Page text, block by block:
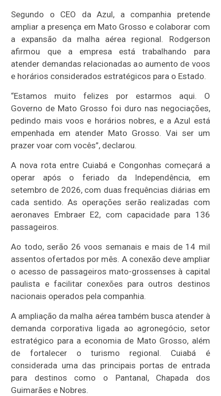
Segundo o CEO da Azul, a companhia pretende
ampliar a presença em Mato Grosso e colaborar com
a expansão da malha aérea regional. Rodgerson
afirmou que a empresa está trabalhando para
atender demandas relacionadas ao aumento de voos
e horários considerados estratégicos para o Estado.
“Estamos muito felizes por estarmos aqui. O
Governo de Mato Grosso foi duro nas negociações,
pedindo mais voos e horários nobres, e a Azul está
empenhada em atender Mato Grosso. Vai ser um
prazer voar com vocês”, declarou.
A nova rota entre Cuiabá e Congonhas começará a
operar após o feriado da Independência, em
setembro de 2026, com duas frequências diárias em
cada sentido. As operações serão realizadas com
aeronaves Embraer E2, com capacidade para 136
passageiros.
Ao todo, serão 26 voos semanais e mais de 14 mil
assentos ofertados por mês. A conexão deve ampliar
o acesso de passageiros mato-grossenses à capital
paulista e facilitar conexões para outros destinos
nacionais operados pela companhia.
A ampliação da malha aérea também busca atender à
demanda corporativa ligada ao agronegócio, setor
estratégico para a economia de Mato Grosso, além
de fortalecer o turismo regional. Cuiabá é
considerada uma das principais portas de entrada
para destinos como o Pantanal, Chapada dos
Guimarães e Nobres.